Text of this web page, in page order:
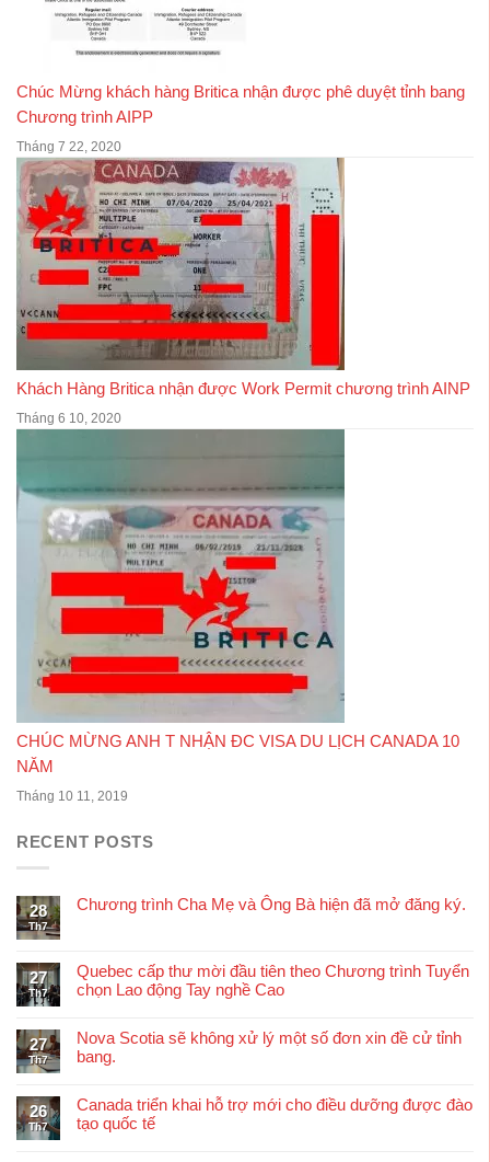
Chúc Mừng khách hàng Britica nhận được phê duyệt tỉnh bang
Chương trình AIPP
Tháng 7 22, 2020
Khách Hàng Britica nhận được Work Permit chương trình AINP
Tháng 6 10, 2020
CHÚC MỪNG ANH T NHẬN ĐC VISA DU LỊCH CANADA 10
NĂM
Tháng 10 11, 2019
RECENT POSTS
28
Th7
Chương trình Cha Mẹ và Ông Bà hiện đã mở đăng ký.
27
Th7
Quebec cấp thư mời đầu tiên theo Chương trình Tuyển
chọn Lao động Tay nghề Cao
27
Th7
Nova Scotia sẽ không xử lý một số đơn xin đề cử tỉnh
bang.
26
Th7
Canada triển khai hỗ trợ mới cho điều dưỡng được đào
tạo quốc tế